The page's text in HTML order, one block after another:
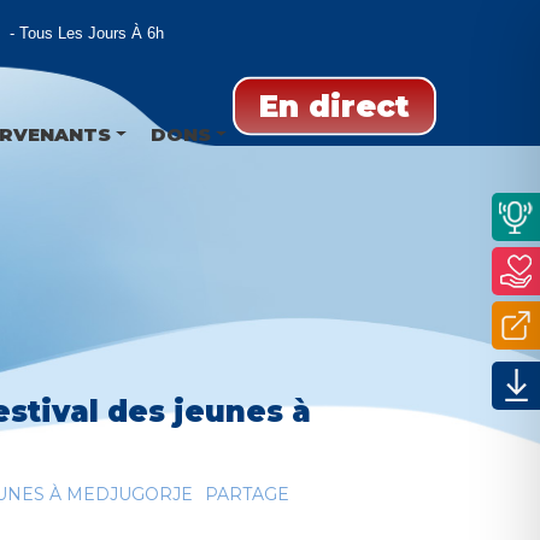
Tous Les Jours À 6h
En direct
DONS
des jeunes à
À MEDJUGORJE
PARTAGE